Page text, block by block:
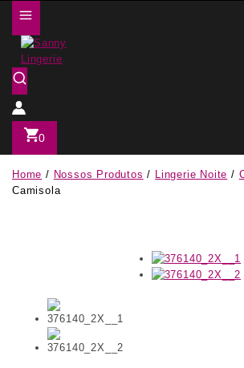
0
Home / Nossos Produtos / Lingerie Noite /
Camisola